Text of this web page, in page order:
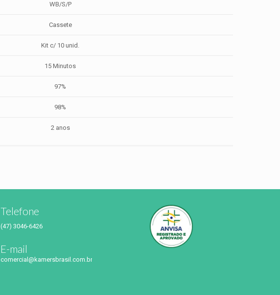
WB/S/P
Cassete
Kit c/ 10 unid.
15 Minutos
97%
98%
2 anos
Telefone
(47) 3046-6426
E-mail
comercial@kamersbrasil.com.br